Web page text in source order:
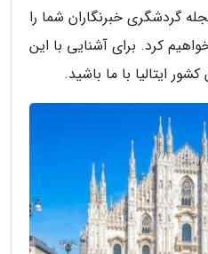
گردشگری خبرنگاران شما را
کرد. برای آشنایی با این
ایتالیا با ما باشید.